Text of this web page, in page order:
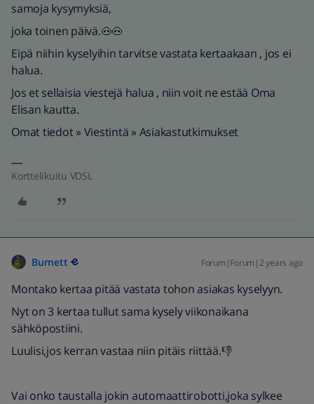
samoja kysymyksiä,
joka toinen päivä.🐽🐽
Eipä niihin kyselyihin tarvitse vastata kertaakaan , jos ei
halua.
Jos et sellaisia viestejä halua , niin voit ne estää Oma
Elisan kautta.
Omat tiedot » Viestintä » Asiakastutkimukset
Korttelikuitu VDSL
Burnett Forum|Forum|2 years ago
Montako kertaa pitää vastata tohon asiakas kyselyyn.
Nyt on 3 kertaa tullut sama kysely viikonaikana
sähköpostiini.
Luulisi,jos kerran vastaa niin pitäis riittää.👎
Vai onko taustalla jokin automaattirobotti,joka sylkee